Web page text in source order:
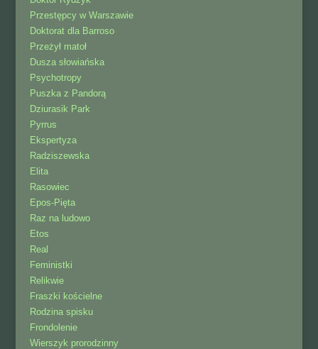
Przestępcy w Warszawie
Doktorat dla Barroso
Przeżył matoł
Dusza słowiańska
Psychotropy
Puszka z Pandorą
Dziurasik Park
Pyrrus
Ekspertyza
Radziszewska
Elita
Rasowiec
Epos-Pięta
Raz na ludowo
Etos
Real
Feministki
Relikwie
Fraszki kościelne
Rodzina spisku
Frondolenie
Wierszyk prorodzinny